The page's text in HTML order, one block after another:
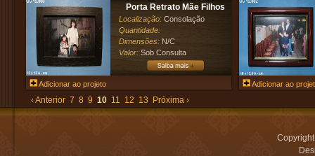
Porta Retrato Mãe Filhos
Localização: Consolação
Quantidade:
Dimensões: N/C
Valor: Sob Consulta
Adicionar ao projeto Adicionar ao
‹ Anterior 7 8 9 10 11 12 13 Próxima ›